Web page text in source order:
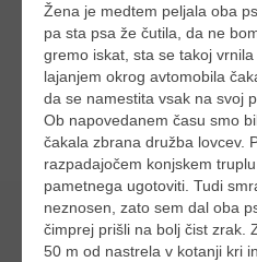
Žena je medtem peljala oba
pa sta psa že čutila, da ne
gremo iskat, sta se takoj
lajanjem okrog avtomobila
da se namestita vsak na svoj
Ob napovedanem času smo
čakala zbrana družba lovcev.
razpadajočem konjskem
pametnega ugotoviti. Tudi
neznosen, zato sem dal oba
čimprej prišli na bolj čist zrak.
50 m od nastrela v kotanji kri